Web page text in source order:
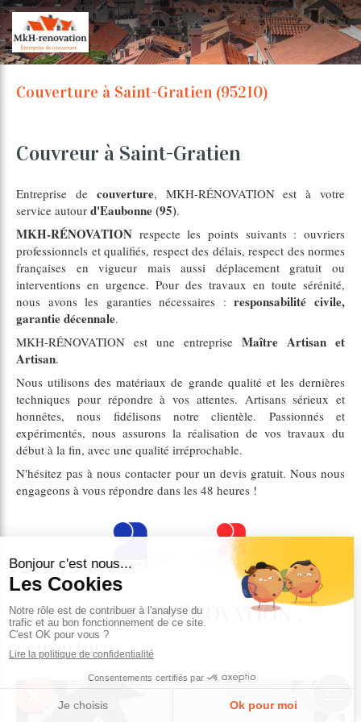
Couverture à Saint-Gratien (95210)
Couvreur à Saint-Gratien
Entreprise de couverture, MKH-RÉNOVATION est à votre
service autour d'Eaubonne (95).
MKH-RÉNOVATION respecte les points suivants : ouvriers
professionnels et qualifiés, respect des délais, respect des normes
françaises en vigueur mais aussi déplacement gratuit ou
interventions en urgence. Pour des travaux en toute sérénité,
nous avons les garanties nécessaires :responsabilité civile,
garantie décennale.
MKH-RÉNOVATION est une entreprise Maître Artisan et
Artisan.
Nous utilisons des matériaux de grande qualité et les dernières
techniques pour répondre à vos attentes. Artisans sérieux et
honnêtes, nous fidélisons notre clientèle. Passionnés et
expérimentés, nous assurons la réalisation de vos travaux du
début à la fin, avec une qualité irréprochable.
N'hésitez pas à nous contacter pour un devis gratuit. Nous nous
engageons à vous répondre dans les 48 heures !
Contacter MKH-RÉNOVATION ,
couverture